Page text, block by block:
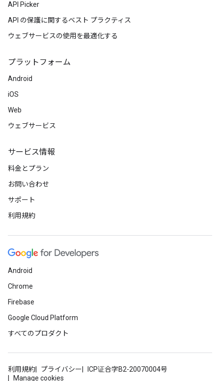
API Picker
API の保護に関するベスト プラクティス
ウェブサービスの使用を最適化する
プラットフォーム
Android
iOS
Web
ウェブサービス
サービス情報
料金とプラン
お問い合わせ
サポート
利用規約
Android
Chrome
Firebase
Google Cloud Platform
すべてのプロダクト
利用規約 プライバシー
ICP证合字B2-20070004号
Manage cookies